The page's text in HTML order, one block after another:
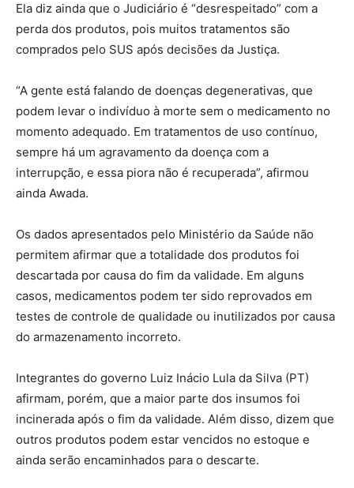
Ela diz ainda que o Judiciário é “desrespeitado” com a
perda dos produtos, pois muitos tratamentos são
comprados pelo SUS após decisões da Justiça.
“A gente está falando de doenças degenerativas, que
podem levar o indivíduo à morte sem o medicamento no
momento adequado. Em tratamentos de uso contínuo,
sempre há um agravamento da doença com a
interrupção, e essa piora não é recuperada”, afirmou
ainda Awada.
Os dados apresentados pelo Ministério da Saúde não
permitem afirmar que a totalidade dos produtos foi
descartada por causa do fim da validade. Em alguns
casos, medicamentos podem ter sido reprovados em
testes de controle de qualidade ou inutilizados por causa
do armazenamento incorreto.
Integrantes do governo Luiz Inácio Lula da Silva (PT)
afirmam, porém, que a maior parte dos insumos foi
incinerada após o fim da validade. Além disso, dizem que
outros produtos podem estar vencidos no estoque e
ainda serão encaminhados para o descarte.